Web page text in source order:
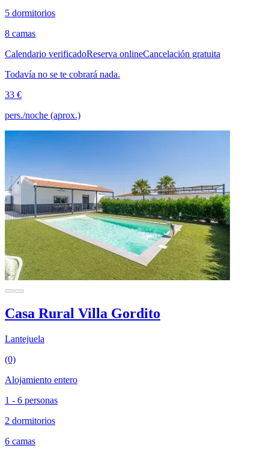
5 dormitorios
8 camas
Calendario verificadoReserva onlineCancelación gratuita
Todavía no se te cobrará nada.
33 €
pers./noche (aprox.)
Casa Rural Villa Gordito
Lantejuela
(0)
Alojamiento entero
1 - 6 personas
2 dormitorios
6 camas